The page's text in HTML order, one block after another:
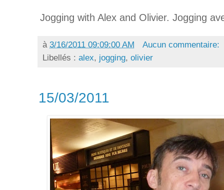
Jogging with Alex and Olivier. Jogging
à 3/16/2011 09:09:00 AM
Aucun commentaire:
Libellés : alex, jogging, olivier
15/03/2011